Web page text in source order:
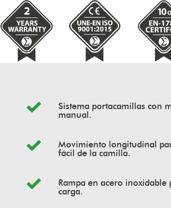
Sistema portacamillas con
manual.
Movimiento longitudinal
fácil de la camilla.
Rampa en acero
carga.